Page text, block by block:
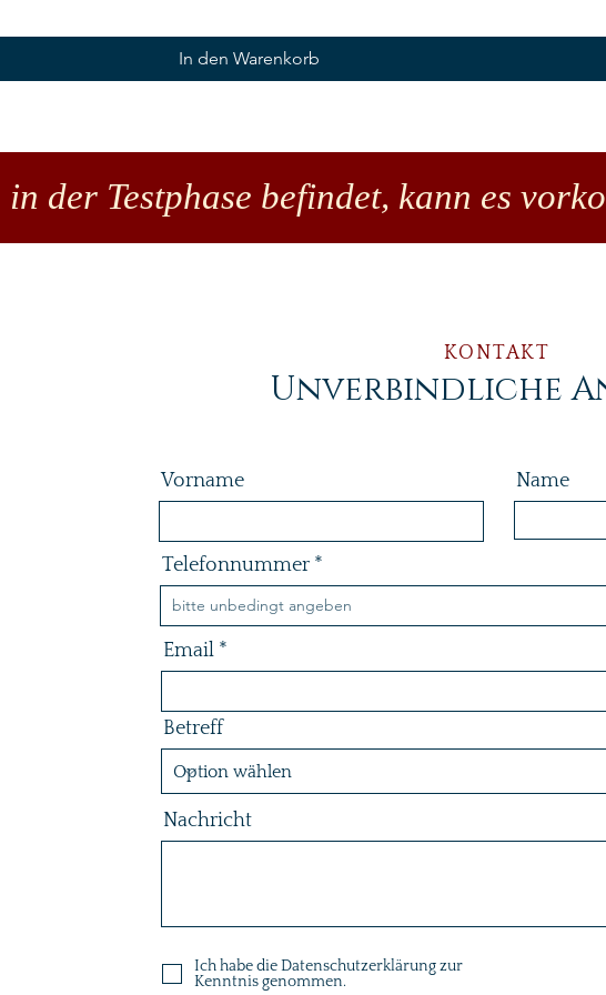
In den Warenkorb
der Testphase befindet, kann es
KONTAKT
Unverbindliche
Vorname Name
Telefonnummer
Email
Betreff
Nachricht
Ich habe die Datenschutzerklärung zur
Kenntnis genommen.